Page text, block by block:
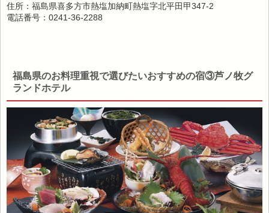
住所：福島県喜多方市熱塩加納町熱塩字北平田甲347-2
電話番号：0241-36-2288
福島県のお料理重視で選びたいおすすめの宿③芦ノ牧グ
ランドホテル